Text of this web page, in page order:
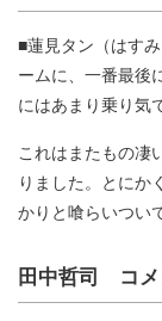
■蓮見タン（はす
ームに、一番最後
にはあまり乗り気
これはまたもの凄
りました。とにか
かりと喰らいつい
田中哲司 コメ